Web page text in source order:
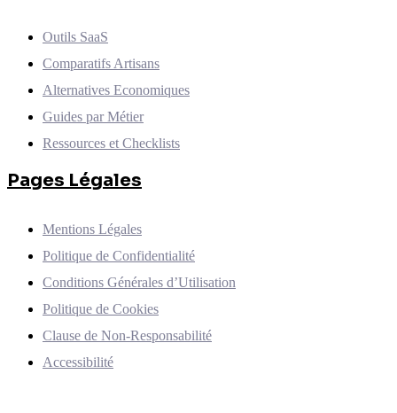
Outils SaaS
Comparatifs Artisans
Alternatives Economiques
Guides par Métier
Ressources et Checklists
Pages Légales
Mentions Légales
Politique de Confidentialité
Conditions Générales d’Utilisation
Politique de Cookies
Clause de Non-Responsabilité
Accessibilité